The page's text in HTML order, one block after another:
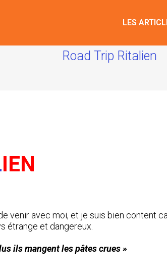
LES
Road Trip Ritalien
IEN
venir avec moi, et je suis bien content
étrange et dangereux.
ils mangent les pâtes crues »